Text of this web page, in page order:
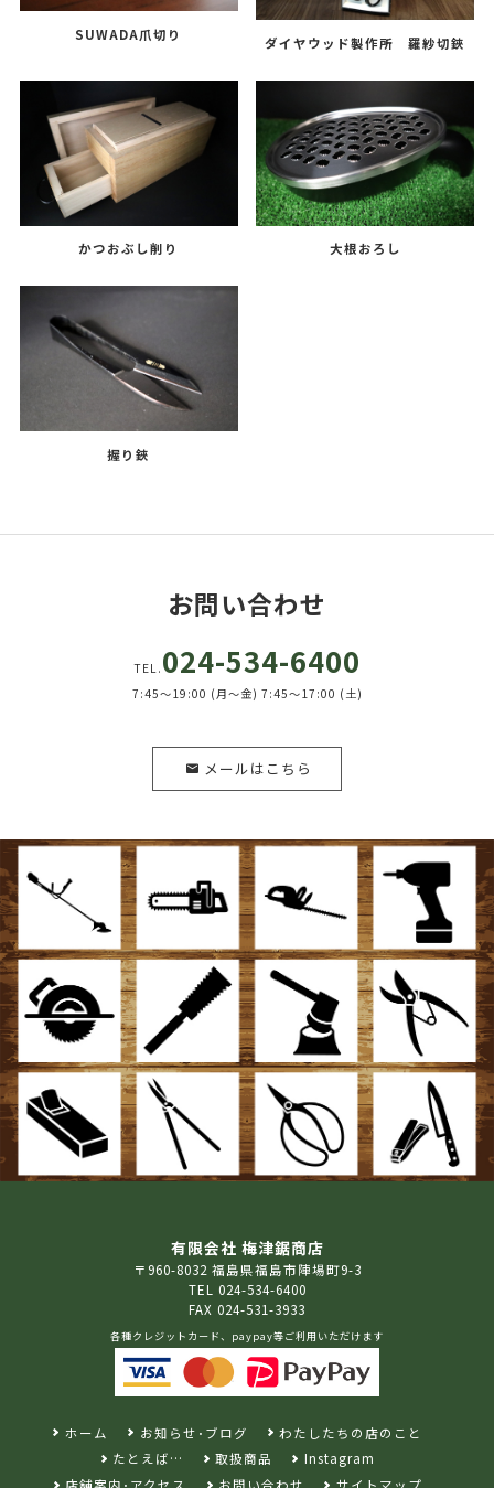
SUWADA爪切り
ダイヤウッド製作所 羅紗切鋏
かつおぶし削り 大根おろし
握り鋏
お問い合わせ
TEL. 024-534-6400
7:45～19:00 (月～金) 7:45～17:00 (土)
メールはこちら
有限会社 梅津鋸商店
〒960-8032 福島県福島市陣場町9-3
TEL 024-534-6400
FAX 024-531-3933
各種クレジットカード、paypay等ご利用いただけます
ホーム お知らせ･ブログ
わたしたちの店のこと
たとえば…
取扱商品
Instagram